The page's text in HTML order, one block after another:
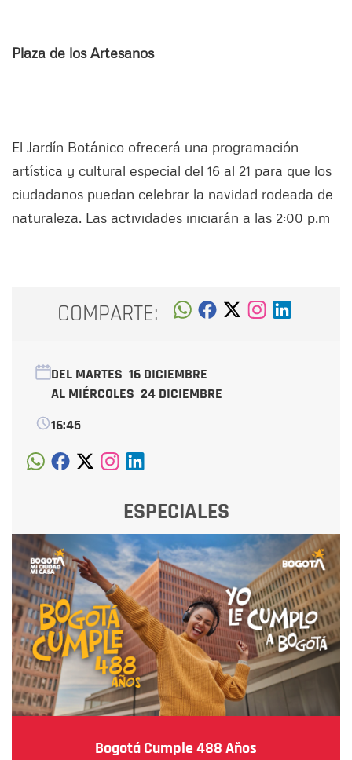
Plaza de los Artesanos
El Jardín Botánico ofrecerá una programación
artística y cultural especial del 16 al 21 para que los
ciudadanos puedan celebrar la navidad rodeada de
naturaleza. Las actividades iniciarán a las 2:00 p.m
COMPARTE:
DEL MARTES 16 DICIEMBRE
AL MIÉRCOLES 24 DICIEMBRE
16:45
ESPECIALES
Bogotá Cumple 488 Años